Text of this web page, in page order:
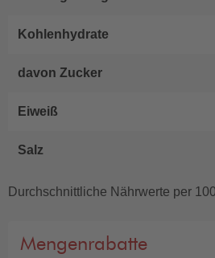
Kohlenhydrate
davon Zucker
Eiweiß
Salz
Durchschnittliche Nährwerte per
Mengenrabatte